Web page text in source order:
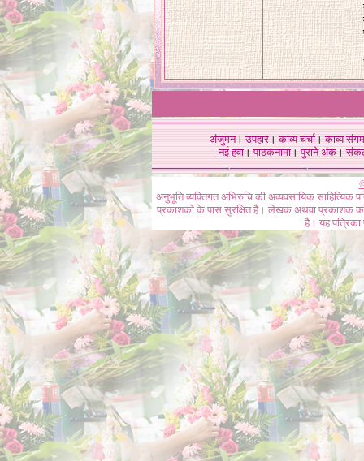
अंजुमन।उपहार।काव्य चर्चा।काव्य संगम
नई हवा। पाठकनामा। पुराने अंक।
अनुभूति व्यक्तिगत अभिरुचि की अव्यवसायिक
प्रकाशकों के पास सुरक्षित हैं। लेखक अथवा प्रकाशक की
है। यह पत्रिका